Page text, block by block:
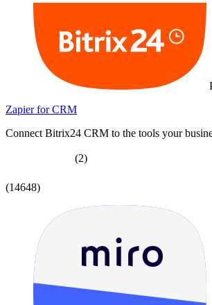
Zapier for CRM
Connect Bitrix24 CRM to the tools your
(2)
(14648)